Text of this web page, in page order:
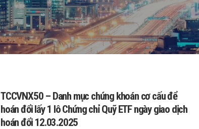
TCCVNX50 – Danh mục chứng khoán cơ cấu để
hoán đổi lấy 1 lô Chứng chỉ Quỹ ETF ngày giao dịch
hoán đổi 12.03.2025